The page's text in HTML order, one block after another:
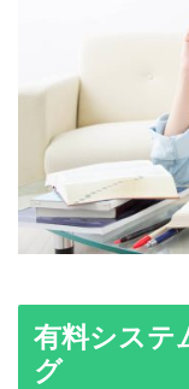
有料システ
グ